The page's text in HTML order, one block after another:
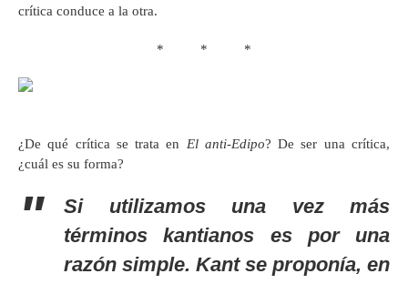
crítica conduce a la otra.
* * *
¿De qué crítica se trata en El anti-Edipo? De ser una crítica,
¿cuál es su forma?
Si utilizamos una vez más
términos kantianos es por una
razón simple. Kant se proponía, en